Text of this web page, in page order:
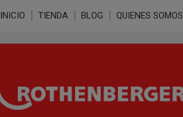
INICIO TIENDA BLOG QUIENES SOMOS